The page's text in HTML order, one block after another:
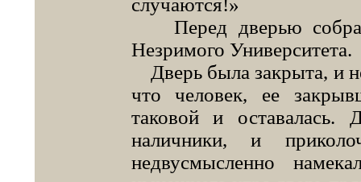
случаются!»
Перед дверью
Незримого Университета.
Дверь была закрыта, и
что человек, ее
таковой и оставалась.
наличники, и
недвусмысленно